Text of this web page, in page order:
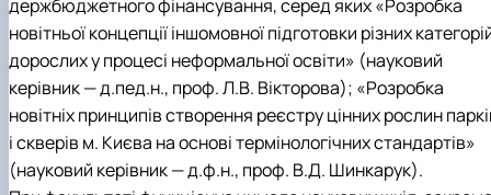
держбюджетного фінансування, серед яких «Розробка
новітньої концепції іншомовної підготовки різних
дорослих у процесі неформальної освіти» (науковий
керівник — д.пед.н., проф. Л.В. Вікторова); «Розробка
новітніх принципів створення реєстру цінних рослин
і скверів м. Києва на основі термінологічних стандартів»
(науковий керівник — д.ф.н., проф. В.Д. Шинкарук).